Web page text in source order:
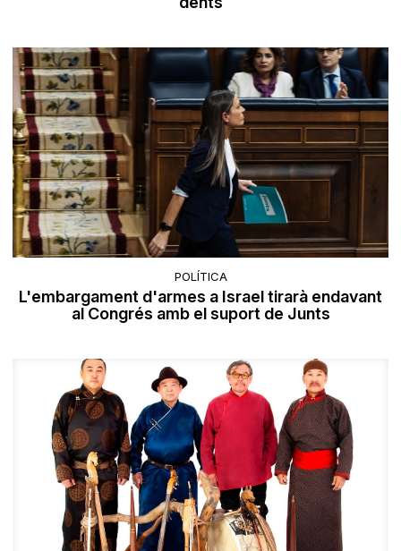
POLÍTICA
L'embargament d'armes a Israel tirarà endavant
al Congrés amb el suport de Junts